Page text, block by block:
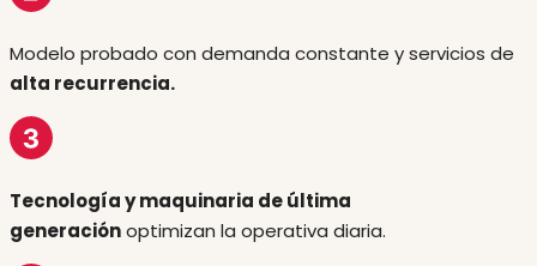
Modelo probado con demanda constante y servicios de
alta recurrencia.
Tecnología y maquinaria de última
generaciónoptimizan la operativa diaria.